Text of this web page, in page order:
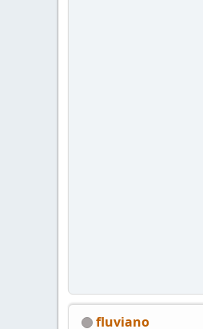
fluviano